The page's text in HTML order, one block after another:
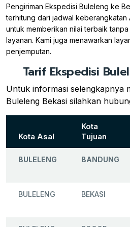
Pengiriman Ekspedisi Buleleng ke
terhitung dari jadwal keberangkatan
untuk memberikan nilai terbaik
layanan. Kami juga menawarkan
penjemputan.
Tarif Ekspedisi
Untuk informasi selengkapnya
Buleleng Bekasi silahkan
Kota Asal
Kota
Tujuan
BULELENG BANDUNG
BULELENG BEKASI